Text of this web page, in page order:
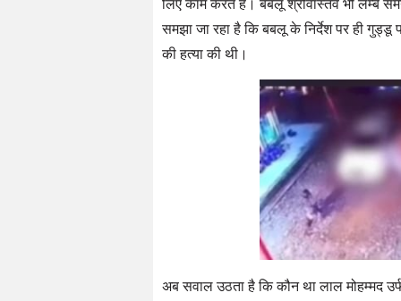
लिए काम करते है। बबलू श्रीवास्तव भी लम्बे
समझा जा रहा है कि बबलू के निर्देश पर ही
की हत्या की थी।
अब सवाल उठता है कि कौन था लाल मोहम्मद